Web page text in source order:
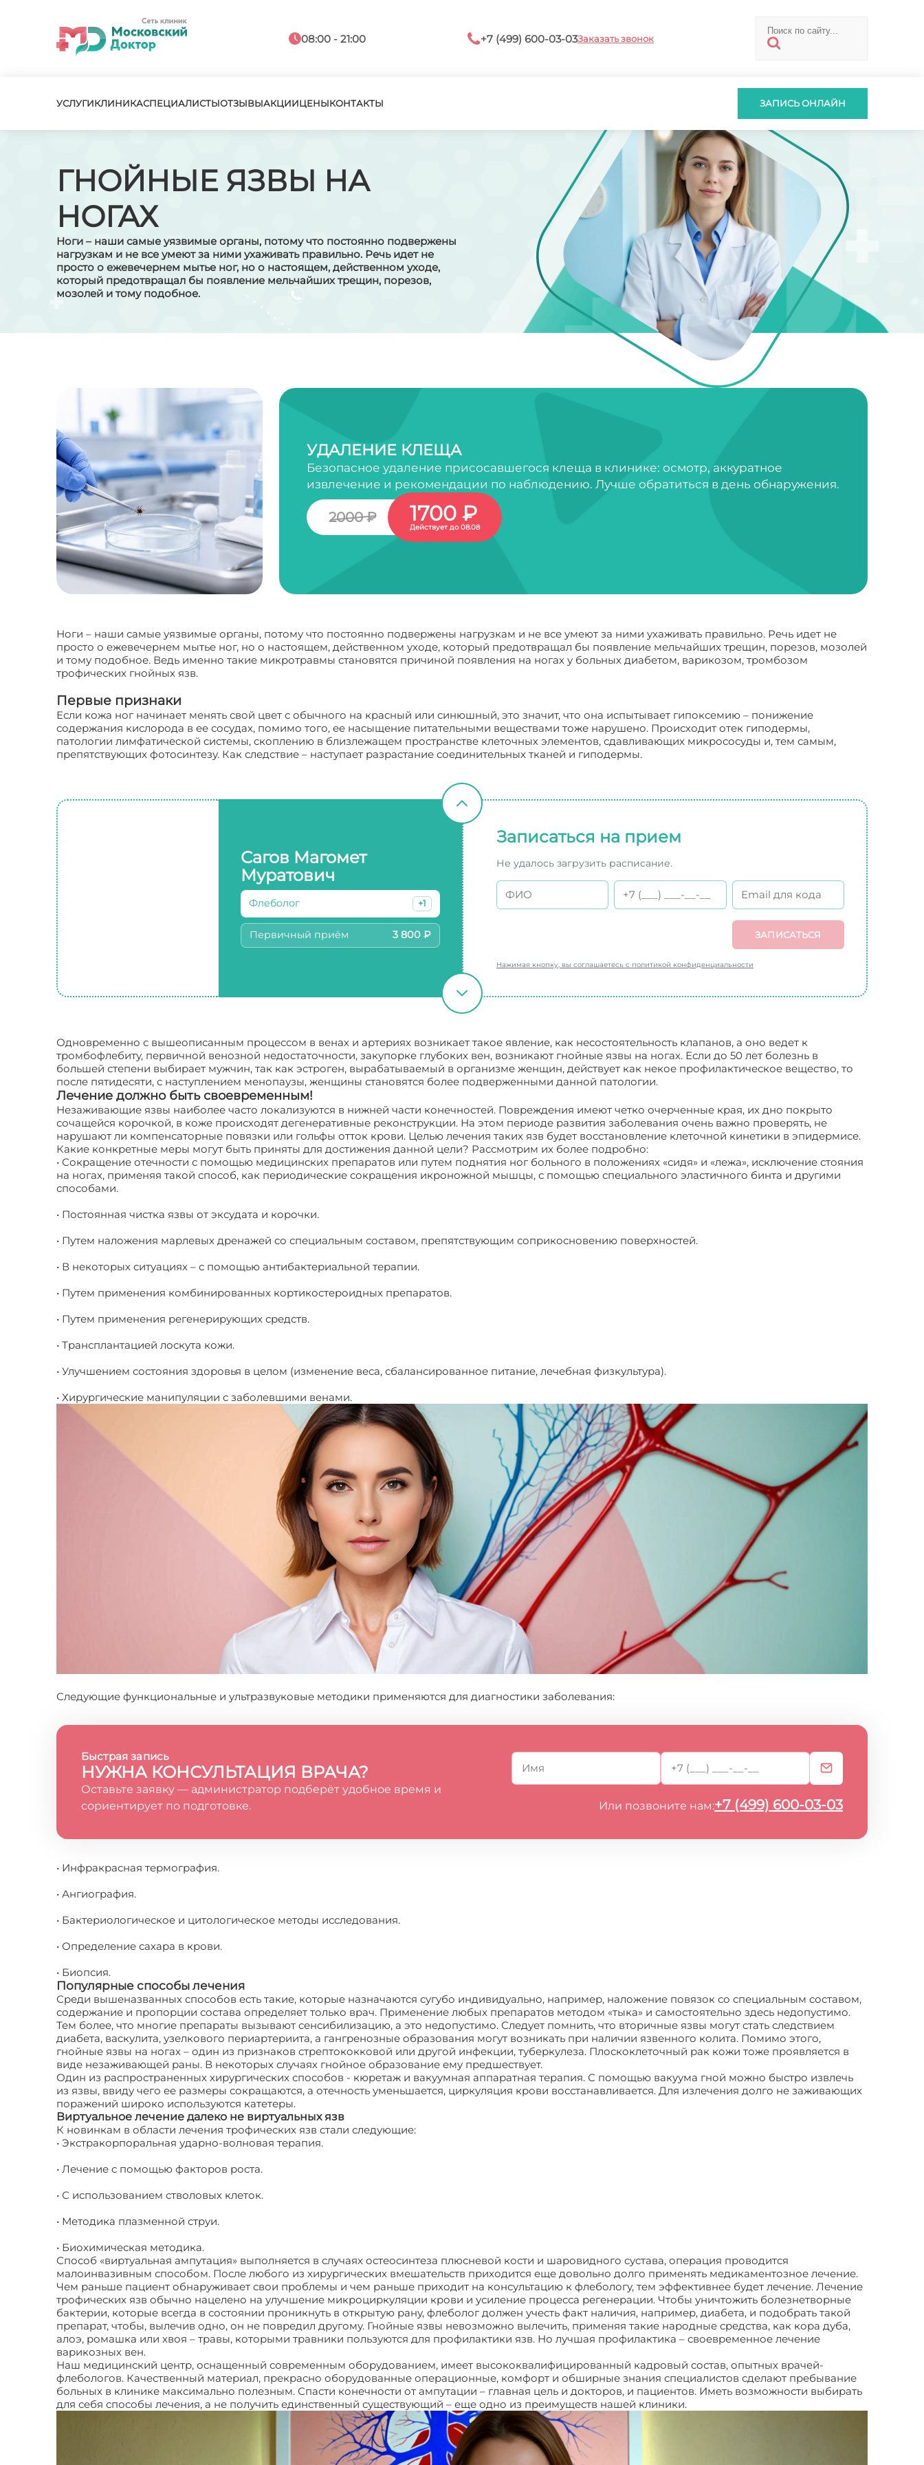
08:00 - 21:00 +7 (499) 600-03-03Заказать звонок
УСЛУГИКЛИНИКАСПЕЦИАЛИСТЫОТЗЫВЫАКЦИИЦЕНЫКОНТАКТЫ ЗАПИСЬ ОНЛАЙН
ГНОЙНЫЕ ЯЗВЫ НА
НОГАХ
Ноги – наши самые уязвимые органы, потому что постоянно подвержены
нагрузкам и не все умеют за ними ухаживать правильно. Речь идет не
просто о ежевечернем мытье ног, но о настоящем, действенном уходе,
который предотвращал бы появление мельчайших трещин, порезов,
мозолей и тому подобное.
УДАЛЕНИЕ КЛЕЩА
Безопасное удаление присосавшегося клеща в клинике: осмотр, аккуратное
извлечение и рекомендации по наблюдению. Лучше обратиться в день обнаружения.
2000 ₽ 1700 ₽
Действует до 08.08
Ноги – наши самые уязвимые органы, потому что постоянно подвержены нагрузкам и не все умеют за ними ухаживать правильно. Речь идет не
просто о ежевечернем мытье ног, но о настоящем, действенном уходе, который предотвращал бы появление мельчайших трещин, порезов, мозолей
и тому подобное. Ведь именно такие микротравмы становятся причиной появления на ногах у больных диабетом, варикозом, тромбозом
трофических гнойных язв.
Первые признаки
Если кожа ног начинает менять свой цвет с обычного на красный или синюшный, это значит, что она испытывает гипоксемию – понижение
содержания кислорода в ее сосудах, помимо того, ее насыщение питательными веществами тоже нарушено. Происходит отек гиподермы,
патологии лимфатической системы, скоплению в близлежащем пространстве клеточных элементов, сдавливающих микрососуды и, тем самым,
препятствующих фотосинтезу. Как следствие – наступает разрастание соединительных тканей и гиподермы.
Сагов Магомет
Муратович
Флеболог +1
Первичный приём 3 800 ₽
Записаться на прием
Не удалось загрузить расписание.
ЗАПИСАТЬСЯ
Нажимая кнопку, вы соглашаетесь с политикой конфиденциальности
Одновременно с вышеописанным процессом в венах и артериях возникает такое явление, как несостоятельность клапанов, а оно ведет к
тромбофлебиту, первичной венозной недостаточности, закупорке глубоких вен, возникают гнойные язвы на ногах. Если до 50 лет болезнь в
большей степени выбирает мужчин, так как эстроген, вырабатываемый в организме женщин, действует как некое профилактическое вещество, то
после пятидесяти, с наступлением менопаузы, женщины становятся более подверженными данной патологии.
Лечение должно быть своевременным!
Незаживающие язвы наиболее часто локализуются в нижней части конечностей. Повреждения имеют четко очерченные края, их дно покрыто
сочащейся корочкой, в коже происходят дегенеративные реконструкции. На этом периоде развития заболевания очень важно проверять, не
нарушают ли компенсаторные повязки или гольфы отток крови. Целью лечения таких язв будет восстановление клеточной кинетики в эпидермисе.
Какие конкретные меры могут быть приняты для достижения данной цели? Рассмотрим их более подробно:
• Сокращение отечности с помощью медицинских препаратов или путем поднятия ног больного в положениях «сидя» и «лежа», исключение стояния
на ногах, применяя такой способ, как периодические сокращения икроножной мышцы, с помощью специального эластичного бинта и другими
способами.
• Постоянная чистка язвы от эксудата и корочки.
• Путем наложения марлевых дренажей со специальным составом, препятствующим соприкосновению поверхностей.
• В некоторых ситуациях – с помощью антибактериальной терапии.
• Путем применения комбинированных кортикостероидных препаратов.
• Путем применения регенерирующих средств.
• Трансплантацией лоскута кожи.
• Улучшением состояния здоровья в целом (изменение веса, сбалансированное питание, лечебная физкультура).
• Хирургические манипуляции с заболевшими венами.
Следующие функциональные и ультразвуковые методики применяются для диагностики заболевания:
Быстрая запись
НУЖНА КОНСУЛЬТАЦИЯ ВРАЧА?
Оставьте заявку — администратор подберёт удобное время и
сориентирует по подготовке.
Или позвоните нам:+7 (499) 600-03-03
• Инфракрасная термография.
• Ангиография.
• Бактериологическое и цитологическое методы исследования.
• Определение сахара в крови.
• Биопсия.
Популярные способы лечения
Среди вышеназванных способов есть такие, которые назначаются сугубо индивидуально, например, наложение повязок со специальным составом,
содержание и пропорции состава определяет только врач. Применение любых препаратов методом «тыка» и самостоятельно здесь недопустимо.
Тем более, что многие препараты вызывают сенсибилизацию, а это недопустимо. Следует помнить, что вторичные язвы могут стать следствием
диабета, васкулита, узелкового периартериита, а гангренозные образования могут возникать при наличии язвенного колита. Помимо этого,
гнойные язвы на ногах – один из признаков стрептококковой или другой инфекции, туберкулеза. Плоскоклеточный рак кожи тоже проявляется в
виде незаживающей раны. В некоторых случаях гнойное образование ему предшествует.
Один из распространенных хирургических способов - кюретаж и вакуумная аппаратная терапия. С помощью вакуума гной можно быстро извлечь
из язвы, ввиду чего ее размеры сокращаются, а отечность уменьшается, циркуляция крови восстанавливается. Для излечения долго не заживающих
поражений широко используются катетеры.
Виртуальное лечение далеко не виртуальных язв
К новинкам в области лечения трофических язв стали следующие:
• Экстракорпоральная ударно-волновая терапия.
• Лечение с помощью факторов роста.
• С использованием стволовых клеток.
• Методика плазменной струи.
• Биохимическая методика.
Способ «виртуальная ампутация» выполняется в случаях остеосинтеза плюсневой кости и шаровидного сустава, операция проводится
малоинвазивным способом. После любого из хирургических вмешательств приходится еще довольно долго применять медикаментозное лечение.
Чем раньше пациент обнаруживает свои проблемы и чем раньше приходит на консультацию к флебологу, тем эффективнее будет лечение. Лечение
трофических язв обычно нацелено на улучшение микроциркуляции крови и усиление процесса регенерации. Чтобы уничтожить болезнетворные
бактерии, которые всегда в состоянии проникнуть в открытую рану, флеболог должен учесть факт наличия, например, диабета, и подобрать такой
препарат, чтобы, вылечив одно, он не повредил другому. Гнойные язвы невозможно вылечить, применяя такие народные средства, как кора дуба,
алоэ, ромашка или хвоя – травы, которыми травники пользуются для профилактики язв. Но лучшая профилактика – своевременное лечение
варикозных вен.
Наш медицинский центр, оснащенный современным оборудованием, имеет высококвалифицированный кадровый состав, опытных врачей-
флебологов. Качественный материал, прекрасно оборудованные операционные, комфорт и обширные знания специалистов сделают пребывание
больных в клинике максимально полезным. Спасти конечности от ампутации – главная цель и докторов, и пациентов. Иметь возможности выбирать
для себя способы лечения, а не получить единственный существующий – еще одно из преимуществ нашей клиники.